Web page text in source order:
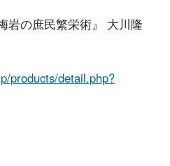
岩の庶民繁栄術』 大川隆
products/detail.php?